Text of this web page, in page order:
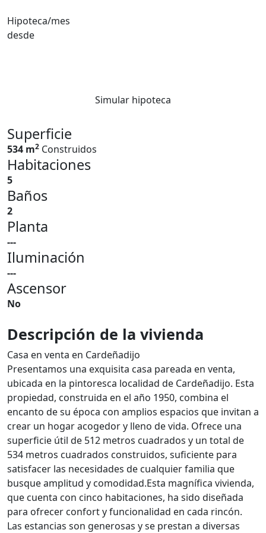
Hipoteca/mes
desde
Simular hipoteca
Superficie
534 m2 Construidos
Habitaciones
5
Baños
2
Planta
---
Iluminación
---
Ascensor
No
Descripción de la vivienda
Casa en venta en Cardeñadijo
Presentamos una exquisita casa pareada en venta,
ubicada en la pintoresca localidad de Cardeñadijo. Esta
propiedad, construida en el año 1950, combina el
encanto de su época con amplios espacios que invitan a
crear un hogar acogedor y lleno de vida. Ofrece una
superficie útil de 512 metros cuadrados y un total de
534 metros cuadrados construidos, suficiente para
satisfacer las necesidades de cualquier familia que
busque amplitud y comodidad.Esta magnífica vivienda,
que cuenta con cinco habitaciones, ha sido diseñada
para ofrecer confort y funcionalidad en cada rincón.
Las estancias son generosas y se prestan a diversas